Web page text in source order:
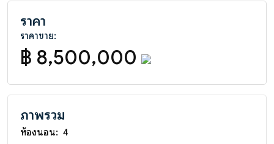
ราคา
ราคาขาย:
฿ 8,500,000
ภาพรวม
ห้องนอน: 4